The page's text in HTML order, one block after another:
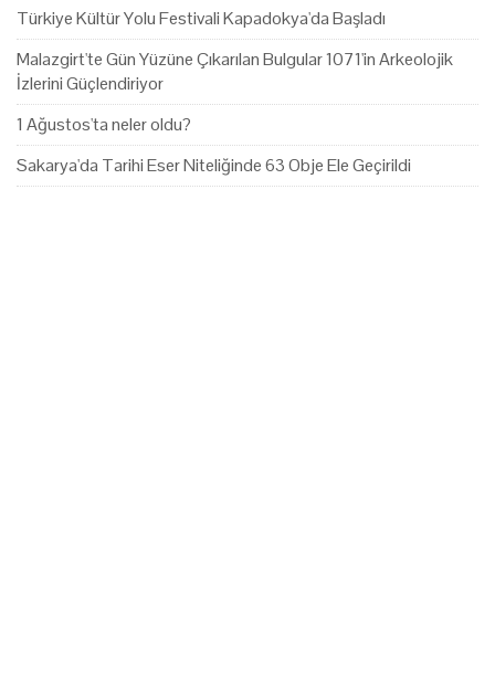
Türkiye Kültür Yolu Festivali Kapadokya'da Başladı
Malazgirt'te Gün Yüzüne Çıkarılan Bulgular 1071'in Arkeolojik
İzlerini Güçlendiriyor
1 Ağustos'ta neler oldu?
Sakarya'da Tarihi Eser Niteliğinde 63 Obje Ele Geçirildi